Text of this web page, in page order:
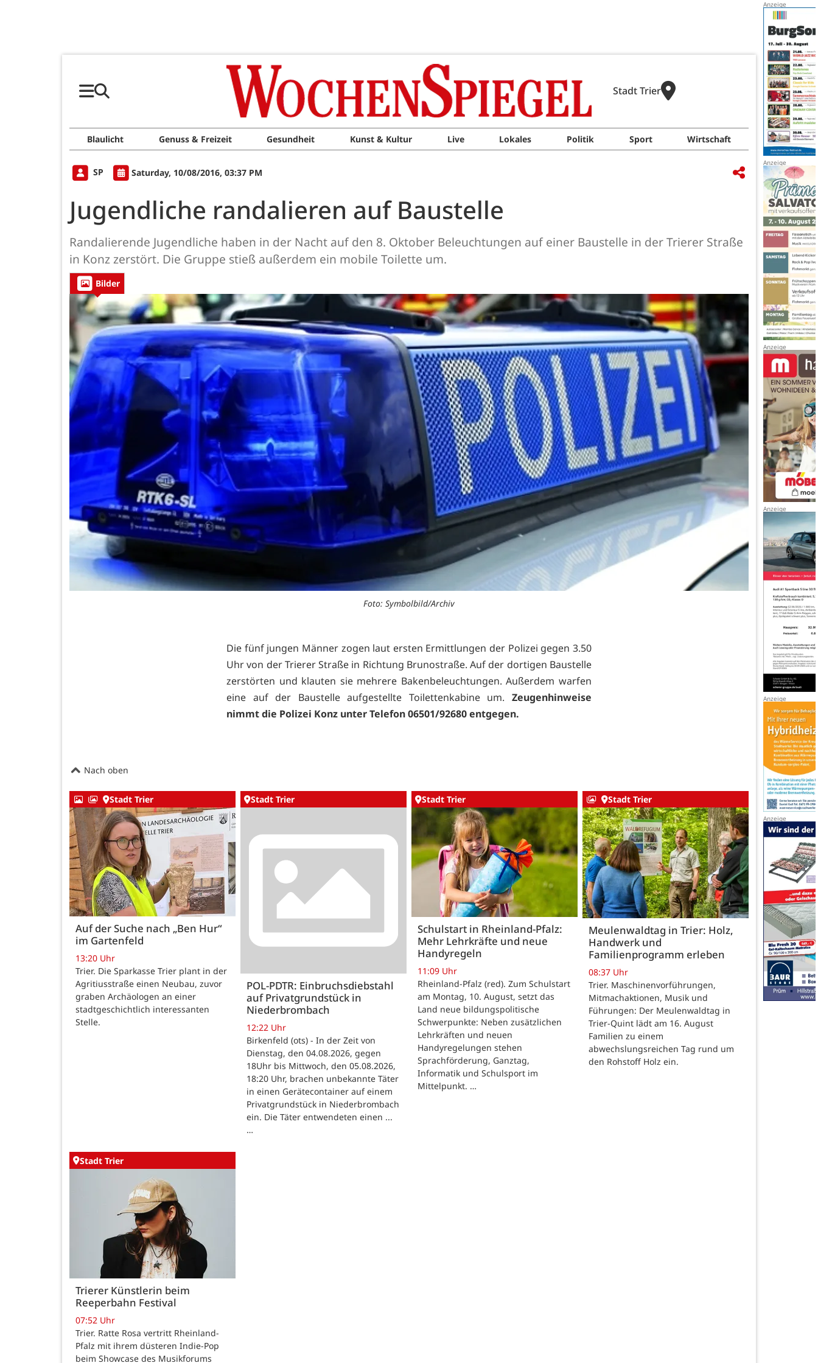
Stadt Trier
Blaulicht Genuss & Freizeit Gesundheit Kunst & Kultur Live Lokales Politik Sport Wirtschaft
SP Saturday, 10/08/2016, 03:37 PM
Jugendliche randalieren auf Baustelle
Randalierende Jugendliche haben in der Nacht auf den 8. Oktober Beleuchtungen auf einer Baustelle in der Trierer Straße
in Konz zerstört. Die Gruppe stieß außerdem ein mobile Toilette um.
Bilder
Foto: Symbolbild/Archiv
Die fünf jungen Männer zogen laut ersten Ermittlungen der Polizei gegen 3.50
Uhr von der Trierer Straße in Richtung Brunostraße. Auf der dortigen Baustelle
zerstörten und klauten sie mehrere Bakenbeleuchtungen. Außerdem warfen
eine auf der Baustelle aufgestellte Toilettenkabine um. Zeugenhinweise
nimmt die Polizei Konz unter Telefon 06501/92680 entgegen.
Nach oben
Stadt Trier
Auf der Suche nach „Ben Hur“
im Gartenfeld
13:20 Uhr
Trier. Die Sparkasse Trier plant in der
Agritiusstraße einen Neubau, zuvor
graben Archäologen an einer
stadtgeschichtlich interessanten
Stelle.
Stadt Trier
POL-PDTR: Einbruchsdiebstahl
auf Privatgrundstück in
Niederbrombach
12:22 Uhr
Birkenfeld (ots) - In der Zeit von
Dienstag, den 04.08.2026, gegen
18Uhr bis Mittwoch, den 05.08.2026,
18:20 Uhr, brachen unbekannte Täter
in einen Gerätecontainer auf einem
Privatgrundstück in Niederbrombach
ein. Die Täter entwendeten einen ...
…
Stadt Trier
Schulstart in Rheinland-Pfalz:
Mehr Lehrkräfte und neue
Handyregeln
11:09 Uhr
Rheinland-Pfalz (red). Zum Schulstart
am Montag, 10. August, setzt das
Land neue bildungspolitische
Schwerpunkte: Neben zusätzlichen
Lehrkräften und neuen
Handyregelungen stehen
Sprachförderung, Ganztag,
Informatik und Schulsport im
Mittelpunkt. …
Stadt Trier
Meulenwaldtag in Trier: Holz,
Handwerk und
Familienprogramm erleben
08:37 Uhr
Trier. Maschinenvorführungen,
Mitmachaktionen, Musik und
Führungen: Der Meulenwaldtag in
Trier-Quint lädt am 16. August
Familien zu einem
abwechslungsreichen Tag rund um
den Rohstoff Holz ein.
Stadt Trier
Trierer Künstlerin beim
Reeperbahn Festival
07:52 Uhr
Trier. Ratte Rosa vertritt Rheinland-
Pfalz mit ihrem düsteren Indie-Pop
beim Showcase des Musikforums